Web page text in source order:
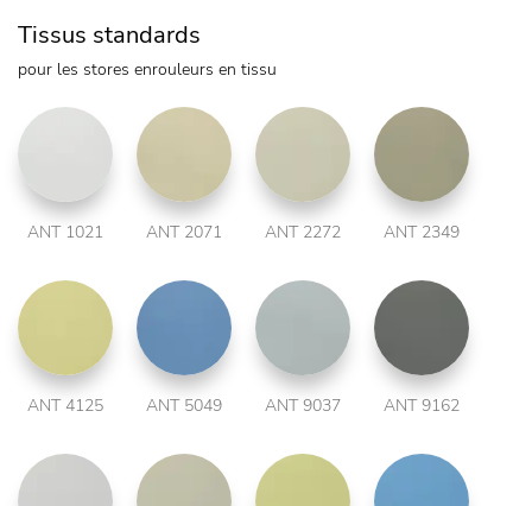
Tissus standards
pour les stores enrouleurs en tissu
ANT 1021 ANT 2071 ANT 2272 ANT 2349
ANT 4125 ANT 5049 ANT 9037 ANT 9162